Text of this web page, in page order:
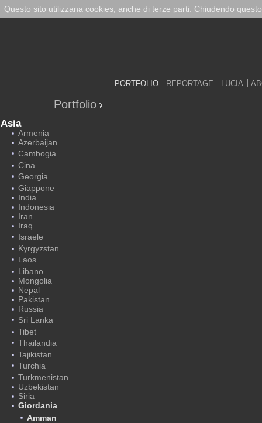
Questo sito utilizzana cookies, anche di terze parti. Chiudendo
PORTFOLIO REPORTAGE LUCIA
Portfolio
Asia
Armenia
Azerbaijan
Cambogia
Cina
Georgia
Giappone
India
Indonesia
Iran
Iraq
Israele
Kyrgyzstan
Laos
Libano
Mongolia
Nepal
Pakistan
Russia
Sri Lanka
Tibet
Thailandia
Tajikistan
Turchia
Turkmenistan
Uzbekistan
Siria
Giordania
Amman